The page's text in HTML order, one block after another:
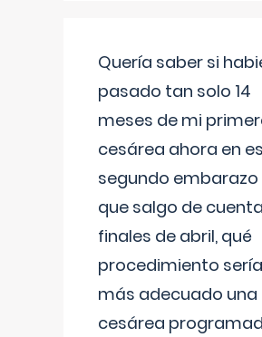
Quería saber si
pasado tan solo 14
meses de mi
cesárea ahora en
segundo embarazo
que salgo de
finales de abril, qué
procedimiento
más adecuado una
cesárea